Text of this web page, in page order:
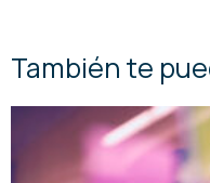
También te